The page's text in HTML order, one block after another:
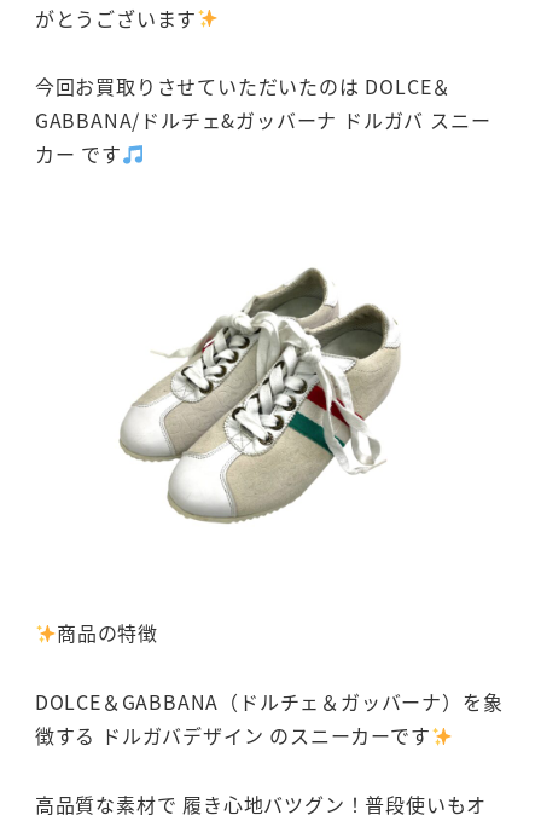
がとうございます
今回お買取りさせていただいたのは DOLCE＆
GABBANA/ドルチェ&ガッバーナ ドルガバ スニー
カー です
商品の特徴
DOLCE＆GABBANA（ドルチェ＆ガッバーナ）を象
徴する ドルガバデザイン のスニーカーです
高品質な素材で 履き心地バツグン！普段使いもオ